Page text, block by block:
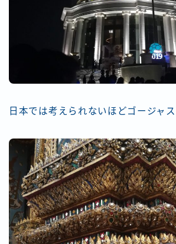
日本では考えられないほどゴージャ